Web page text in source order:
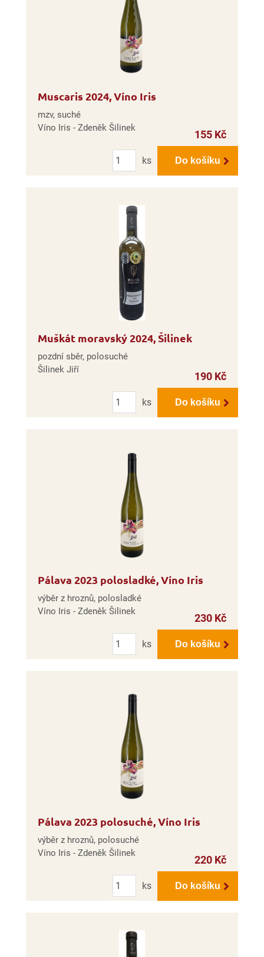
Muscaris 2024, Víno Iris
mzv, suché
Víno Iris - Zdeněk Šilinek
155 Kč
Počet
ks
Do košíku
Muškát moravský 2024, Šilinek
pozdní sběr, polosuché
Šilinek Jiří
190 Kč
Počet
ks
Do košíku
Pálava 2023 polosladké, Víno Iris
výběr z hroznů, polosladké
Víno Iris - Zdeněk Šilinek
230 Kč
Počet
ks
Do košíku
Pálava 2023 polosuché, Víno Iris
výběr z hroznů, polosuché
Víno Iris - Zdeněk Šilinek
220 Kč
Počet
ks
Do košíku